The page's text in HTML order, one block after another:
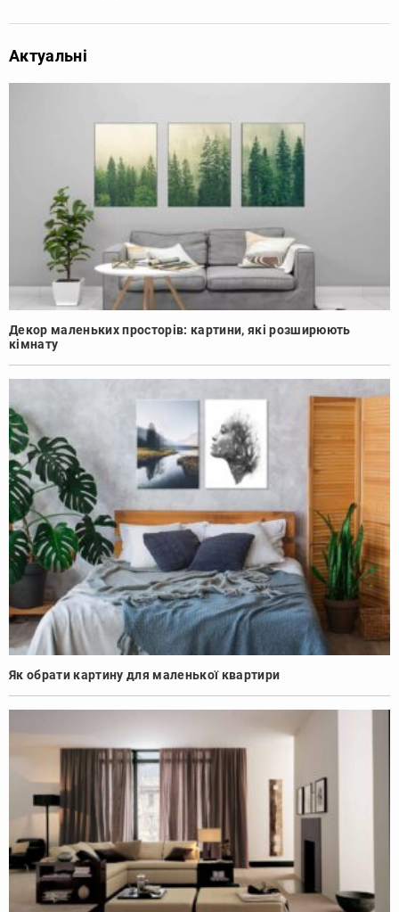
Актуальні
Декор маленьких просторів: картини, які розширюють
кімнату
Як обрати картину для маленької квартири